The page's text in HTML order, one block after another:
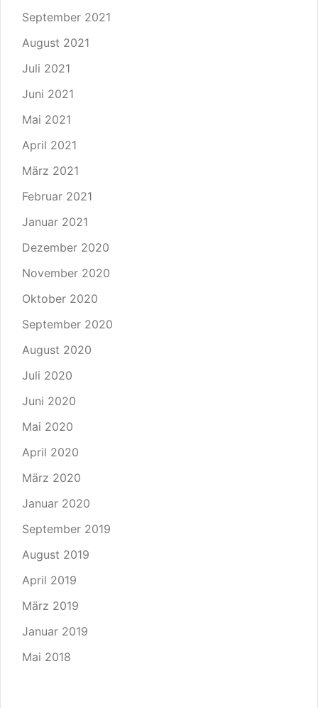
September 2021
August 2021
Juli 2021
Juni 2021
Mai 2021
April 2021
März 2021
Februar 2021
Januar 2021
Dezember 2020
November 2020
Oktober 2020
September 2020
August 2020
Juli 2020
Juni 2020
Mai 2020
April 2020
März 2020
Januar 2020
September 2019
August 2019
April 2019
März 2019
Januar 2019
Mai 2018